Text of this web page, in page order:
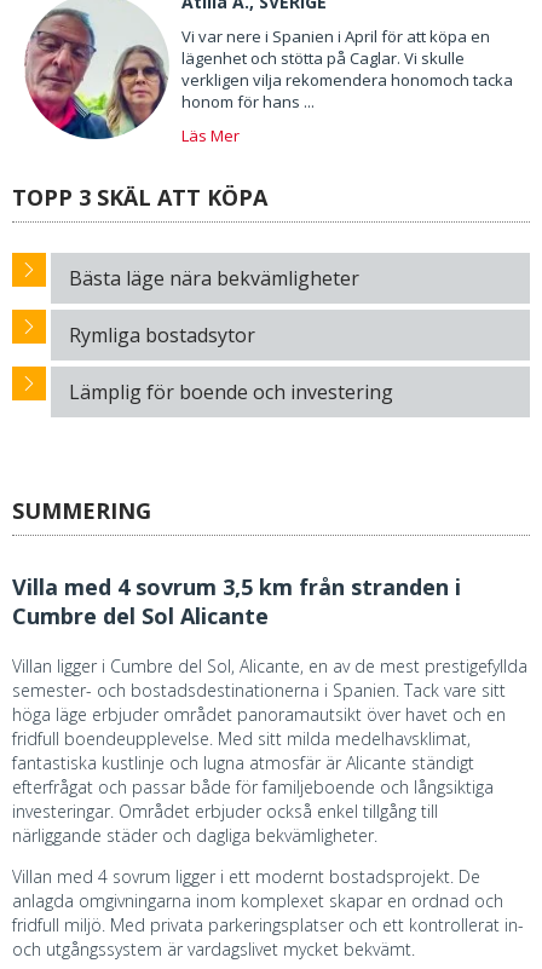
Vi var nere i Spanien i April för att köpa en
lägenhet och stötta på Caglar. Vi skulle
verkligen vilja rekomendera honomoch tacka
honom för hans ...
Läs Mer
TOPP 3 SKÄL ATT KÖPA
Bästa läge nära bekvämligheter
Rymliga bostadsytor
Lämplig för boende och investering
SUMMERING
Villa med 4 sovrum 3,5 km från stranden i
Cumbre del Sol Alicante
Villan ligger i Cumbre del Sol, Alicante, en av de mest prestigefyllda
semester- och bostadsdestinationerna i Spanien. Tack vare sitt
höga läge erbjuder området panoramautsikt över havet och en
fridfull boendeupplevelse. Med sitt milda medelhavsklimat,
fantastiska kustlinje och lugna atmosfär är Alicante ständigt
efterfrågat och passar både för familjeboende och långsiktiga
investeringar. Området erbjuder också enkel tillgång till
närliggande städer och dagliga bekvämligheter.
Villan med 4 sovrum ligger i ett modernt bostadsprojekt. De
anlagda omgivningarna inom komplexet skapar en ordnad och
fridfull miljö. Med privata parkeringsplatser och ett kontrollerat in-
och utgångssystem är vardagslivet mycket bekvämt.